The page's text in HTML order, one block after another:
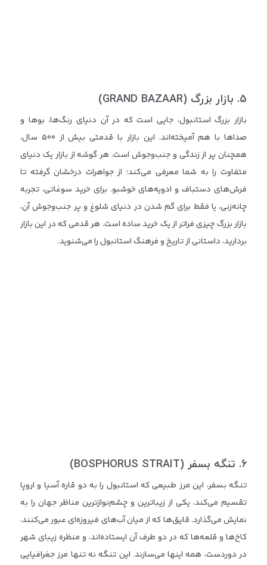
۵. بازار بزرگ (GRAND BAZAAR)
بازار بزرگ استانبول، جایی است که در آن دنیای رنگ‌ها، بوها و
صداها با هم آمیخته‌اند. این بازار با قدمتی بیش از ۵۰۰ سال،
همچنان پر از زندگی و جنب‌وجوش است. هر گوشه از بازار یک دنیای
متفاوت را به شما معرفی می‌کند؛ از جواهرات درخشان گرفته تا
فرش‌های دستباف و ادویه‌های خوشبو. برای خرید سوغاتی، تجربه
چانه‌زنی، یا فقط برای گم شدن در دنیای شلوغ و پر جنب‌وجوش آن،
بازار بزرگ چیزی فراتر از یک خرید ساده است. هر قدمی که در این بازار
بردارید، داستانی از تاریخ و فرهنگ استانبول را می‌شنوید.
۶. تنگه بسفر (BOSPHORUS STRAIT)
تنگه بسفر، این مرز طبیعی که استانبول را به دو قاره آسیا و اروپا
تقسیم می‌کند، یکی از زیباترین و چشم‌نوازترین مناظر جهان را به
نمایش می‌گذارد. قایق‌ها که از میان آب‌های فیروزه‌ای عبور می‌کنند،
کاخ‌ها و قلعه‌ها که در دو طرف آن ایستاده‌اند، و منظره زیبای شهر
در دوردست، همه اینها می‌سازند. این تنگه نه تنها مرز جغرافیایی